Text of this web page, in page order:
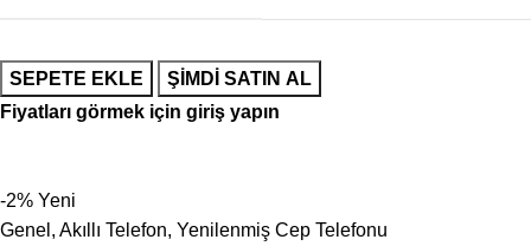
SEPETE EKLE
ŞIMDI SATIN AL
Fiyatları görmek için giriş yapın
-2% Yeni
Genel , Akıllı Telefon, Yenilenmiş Cep Telefonu